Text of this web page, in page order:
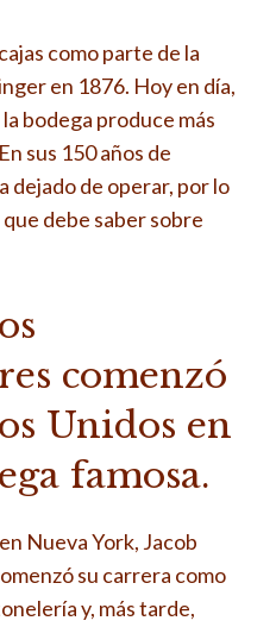
como parte de la
en 1876. Hoy en día,
bodega produce más
sus 150 años de
dejado de operar, por lo
debe saber sobre
comenzó
Unidos en
famosa.
Nueva York, Jacob
su carrera como
y, más tarde,